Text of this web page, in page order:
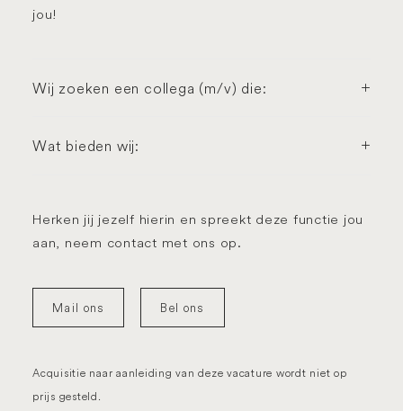
jou!
Wij zoeken een collega (m/v) die:
Wat bieden wij:
Herken jij jezelf hierin en spreekt deze functie jou
aan, neem contact met ons op.
Mail ons Bel ons
Acquisitie naar aanleiding van deze vacature wordt niet op
prijs gesteld.